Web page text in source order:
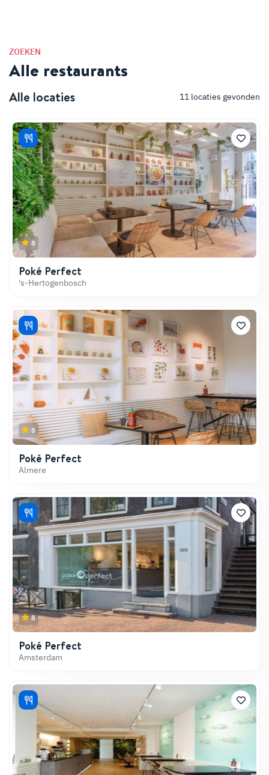
ZOEKEN
Alle restaurants
Alle locaties 11 locaties gevonden
8
Poké Perfect
's-Hertogenbosch
8
Poké Perfect
Almere
8
Poké Perfect
Amsterdam